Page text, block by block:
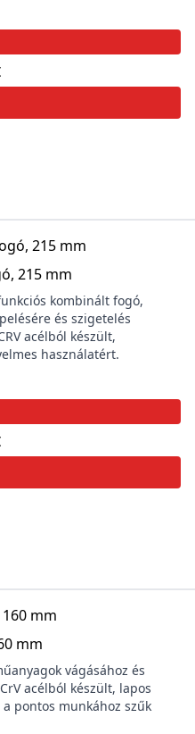
215 mm
kombinált fogó,
és szigetelés
acélból készült,
használatért.
mm
vágásához és
acélból készült, lapos
pontos munkához szűk